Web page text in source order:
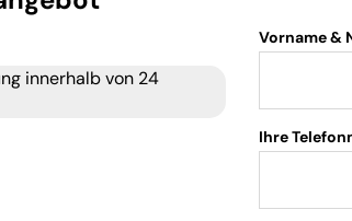
innerhalb von 24
Vorname &
Ihre